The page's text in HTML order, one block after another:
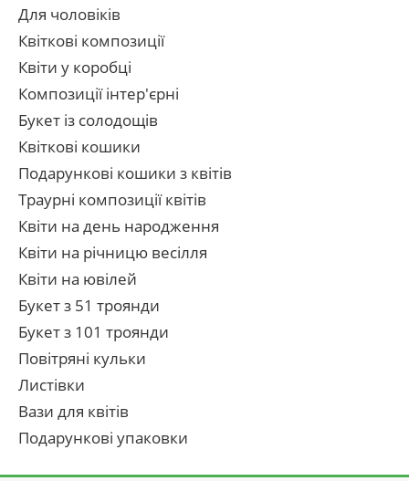
Для чоловіків
Квіткові композиції
Квіти у коробці
Композиції інтер'єрні
Букет із солодощів
Квіткові кошики
Подарункові кошики з квітів
Траурні композиції квітів
Квіти на день народження
Квіти на річницю весілля
Квіти на ювілей
Букет з 51 троянди
Букет з 101 троянди
Повітряні кульки
Листівки
Вази для квітів
Подарункові упаковки